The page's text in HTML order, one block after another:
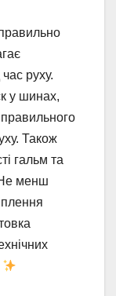
руху.
у шинах,
Також
гальм та
менш